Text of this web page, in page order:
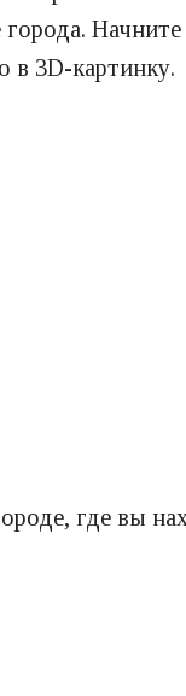
города.
в 3D-картинку.
где вы